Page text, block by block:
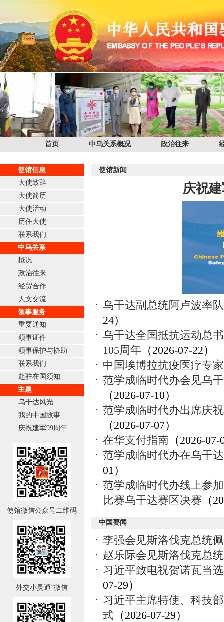
首页 中乌关系概况 政治往来
使馆信息
大使致辞
大使简历
大使活动
历任大使
联系我们
中乌关系
概况
政治往来
经贸合作
人文交流
领事服务
重要通知
领事证件
领事保护与协助
联系我们
赴驻在国须知
主题
乌干达风光
我的中国故事
庆祝建军99周年
使馆微信公众号二维码
外交小灵通”微信
使馆新闻
庆祝
乌干达副总统阿卢波率
24）
乌干达全国抵抗运动总
105周年 （2026-07-22）
中国埃博拉抗疫医疗专
范学成临时代办会见乌
（2026-07-10）
范学成临时代办出席庆
（2026-07-07）
在华支付指南 （2026-
范学成临时代办在乌干
01）
范学成临时代办线上参
比赛乌干达赛区决赛 （
中国要闻
李强会见斯洛伐克总统
赵乐际会见斯洛伐克总
习近平致电祝贺诺瓦当
07-29）
习近平主席特使、科技
式 （2026-07-29）